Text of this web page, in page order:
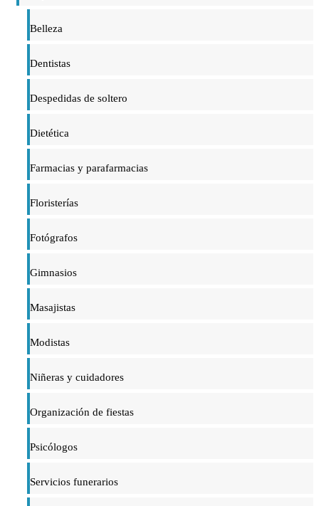
Belleza
Dentistas
Despedidas de soltero
Dietética
Farmacias y parafarmacias
Floristerías
Fotógrafos
Gimnasios
Masajistas
Modistas
Niñeras y cuidadores
Organización de fiestas
Psicólogos
Servicios funerarios